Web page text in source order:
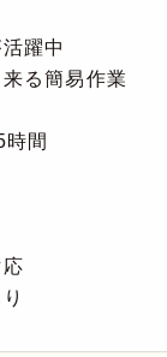
躍中
る簡易作業
時間